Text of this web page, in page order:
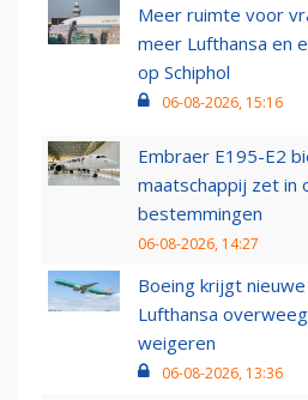
Meer ruimte voor
meer Lufthansa en
op Schiphol
06-08-2026, 15:16
Embraer E195-E2
maatschappij zet in
bestemmingen
06-08-2026, 14:27
Boeing krijgt
Lufthansa
weigeren
06-08-2026, 13:36